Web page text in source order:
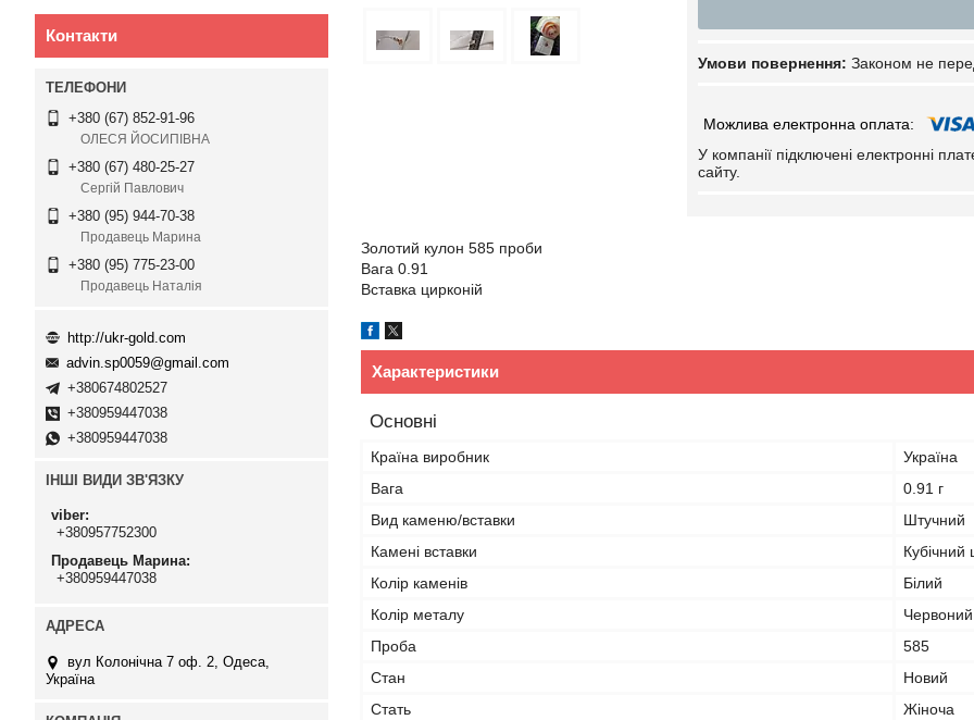
Законом не
У компанії підключені електронні
сайту.
Золотий кулон 585 проби
Вага 0.91
Вставка цирконій
Характеристики
Основні
Країна виробник
Україна
Вага
0.91 г
Вид каменю/вставки
Штучний
Камені вставки
Кубічний
Колір каменів
Білий
Колір металу
Червоний
Проба
585
Стан
Новий
Стать
Жіноча
Контакти
+380 (67) 852-91-96
ОЛЕСЯ ЙОСИПІВНА
+380 (67) 480-25-27
Сергій Павлович
+380 (95) 944-70-38
Продавець Марина
+380 (95) 775-23-00
Продавець Наталія
http://ukr-gold.com
advin.sp0059@gmail.com
+380674802527
+380959447038
+380959447038
ІНШІ ВИДИ ЗВ'ЯЗКУ
viber
+380957752300
Продавець Марина
+380959447038
вул Колонічна 7 оф. 2, Одеса,
Україна